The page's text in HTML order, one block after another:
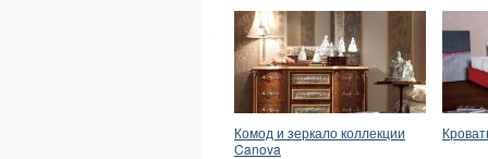
Комод и зеркало коллекции
Canova